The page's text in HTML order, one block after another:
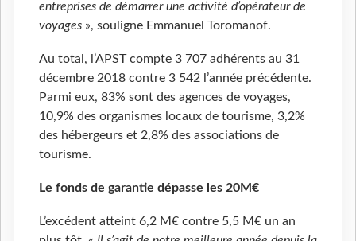
entreprises de démarrer une activité d’opérateur de
voyages », souligne Emmanuel Toromanof.
Au total, l’APST compte 3 707 adhérents au 31
décembre 2018 contre 3 542 l’année précédente.
Parmi eux, 83% sont des agences de voyages,
10,9% des organismes locaux de tourisme, 3,2%
des hébergeurs et 2,8% des associations de
tourisme.
Le fonds de garantie dépasse les 20M€
L’excédent atteint 6,2 M€ contre 5,5 M€ un an